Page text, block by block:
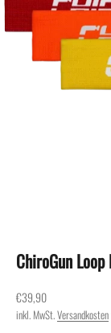
ChiroGun
Angebot
€39,90
inkl. MwSt.Versandkosten